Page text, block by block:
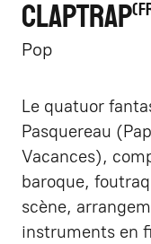
CLAPTRAP
Pop
Le quatuor
Pasquereau
Vacances),
baroque,
scène,
instruments en